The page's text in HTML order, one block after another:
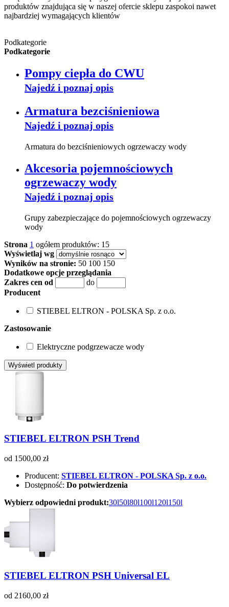
produktów znajdująca się w naszej ofercie sklepu zaspokoi nawet
najbardziej wymagających klientów
Podkategorie
Podkategorie
Pompy ciepła do CWU
Najedź i poznaj opis
Armatura bezciśnieniowa
Najedź i poznaj opis
Armatura do bezciśnieniowych ogrzewaczy wody
Akcesoria pojemnościowych
ogrzewaczy wody
Najedź i poznaj opis
Grupy zabezpieczające do pojemnościowych ogrzewaczy
wody
Strona 1 ogółem produktów: 15
Wyświetlaj wg
Wyników na stronie: 50 100 150
Dodatkowe opcje przeglądania
Zakres cen od
do
Producent
STIEBEL ELTRON - POLSKA Sp. z o.o.
Zastosowanie
Elektryczne podgrzewacze wody
STIEBEL ELTRON PSH Trend
od 1500,00 zł
Producent: STIEBEL ELTRON - POLSKA Sp. z o.o.
Dostępność: Do potwierdzenia
Wybierz odpowiedni produkt:30l50l80l100l120l150l
STIEBEL ELTRON PSH Universal EL
od 2160,00 zł